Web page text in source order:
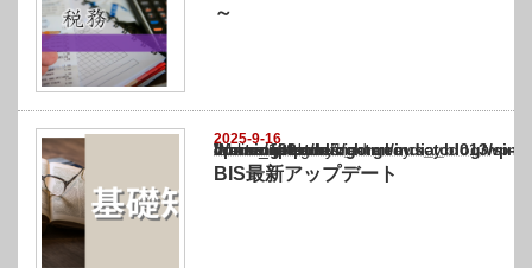
～
2025-9-16
Warning
: Undefined array key "show_category" in
/home/netst/kuno-cpa.co.jp/public_html/india_blog/wp-content/themes/
on line183
BIS最新アップデート